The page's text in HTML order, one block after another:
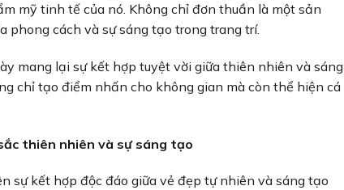
mỹ tinh tế của nó. Không chỉ đơn thuần là một sản
phong cách và sự sáng tạo trong trang trí.
mang lại sự kết hợp tuyệt vời giữa thiên nhiên và sáng
chỉ tạo điểm nhấn cho không gian mà còn thể hiện cá
thiên nhiên và sự sáng tạo
sự kết hợp độc đáo giữa vẻ đẹp tự nhiên và sáng tạo